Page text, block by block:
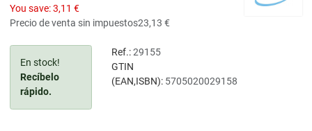
You save:3,11 €
Precio de venta sin impuestos23,13 €
En stock!
Recíbelo
rápido.
Ref.: 29155
GTIN
(EAN,ISBN): 5705020029158